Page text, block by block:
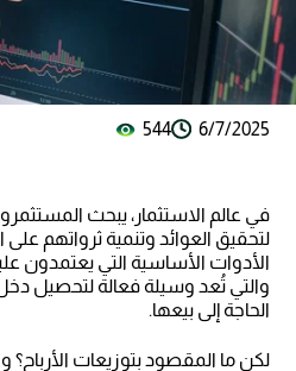
6/7/2025
544
في عالم الاستثمار، يبحث
لتحقيق العوائد وتنمية ثرواتهم
الأدوات الأساسية التي يعتمدون
والتي تُعد وسيلة فعالة لتحصيل
الحاجة إلى بيعها.
لكن ما المقصود بتوزيعات